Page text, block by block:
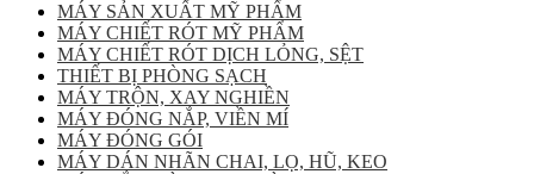
MÁY SẢN XUẤT MỸ PHẨM
MÁY CHIẾT RÓT MỸ PHẨM
MÁY CHIẾT RÓT DỊCH LỎNG, SỆT
THIẾT BỊ PHÒNG SẠCH
MÁY TRỘN, XAY NGHIỀN
MÁY ĐÓNG NẮP, VIỀN MÍ
MÁY ĐÓNG GÓI
MÁY DÁN NHÃN CHAI, LỌ, HŨ, KEO